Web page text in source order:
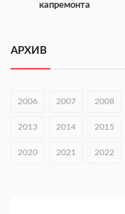
капремонта
В Сеченовском
Тульские мастера
АРХИВ
2006 2007 2008
2013 2014 2015
2020 2021 2022